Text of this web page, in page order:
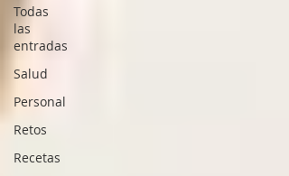
Todas
las
entradas
Salud
Personal
Retos
Recetas